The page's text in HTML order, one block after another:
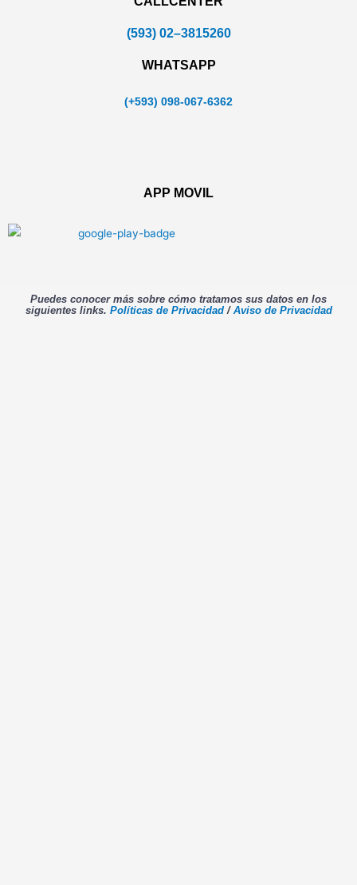
(593) 02–3815260
WHATSAPP
(+593) 098-067-6362
APP MOVIL
Puedes conocer más sobre cómo tratamos sus datos en los
siguientes links. Políticas de Privacidad/ Aviso de Privacidad